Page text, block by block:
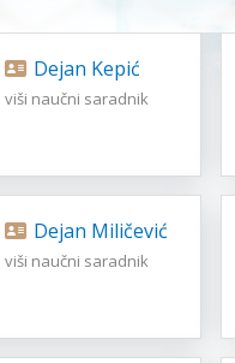
Dejan Kepić
viši naučni saradnik
Dejan Miličević
viši naučni saradnik